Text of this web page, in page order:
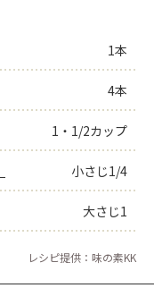
1本
4本
1・1/2カップ
小さじ1/4
大さじ1
レシピ提供：味の素KK